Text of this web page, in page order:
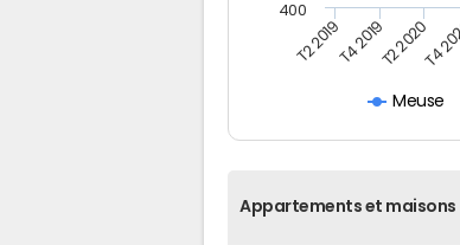
Meuse
T2 2019T4 2019T2 2020T4
400
Appartements et maisons